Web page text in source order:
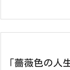
「薔薇色の人